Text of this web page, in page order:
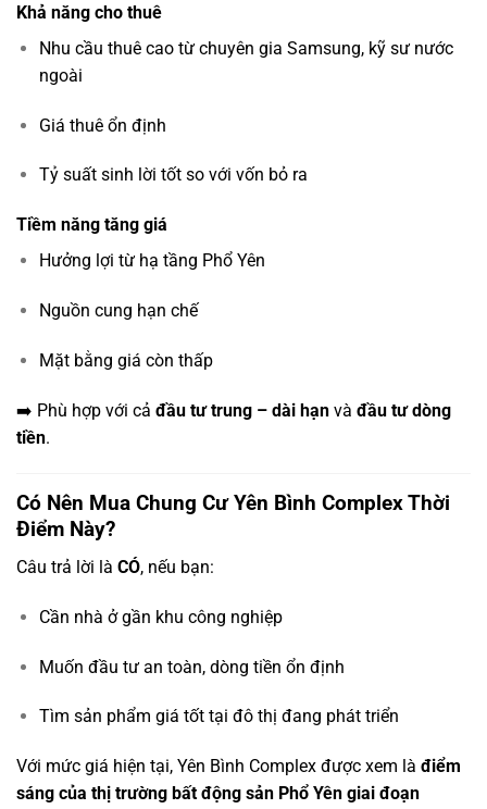
Khả năng cho thuê
Nhu cầu thuê cao từ chuyên gia Samsung, kỹ sư nước
ngoài
Giá thuê ổn định
Tỷ suất sinh lời tốt so với vốn bỏ ra
Tiềm năng tăng giá
Hưởng lợi từ hạ tầng Phổ Yên
Nguồn cung hạn chế
Mặt bằng giá còn thấp
➡️ Phù hợp với cả đầu tư trung – dài hạn và đầu tư dòng
tiền.
Có Nên Mua Chung Cư Yên Bình Complex Thời
Điểm Này?
Câu trả lời là CÓ, nếu bạn:
Cần nhà ở gần khu công nghiệp
Muốn đầu tư an toàn, dòng tiền ổn định
Tìm sản phẩm giá tốt tại đô thị đang phát triển
Với mức giá hiện tại, Yên Bình Complex được xem là điểm
sáng của thị trường bất động sản Phổ Yên giai đoạn